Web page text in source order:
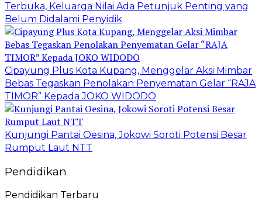
Terbuka, Keluarga Nilai Ada Petunjuk Penting yang
Belum Didalami Penyidik
Cipayung Plus Kota Kupang, Menggelar Aksi Mimbar
Bebas Tegaskan Penolakan Penyematan Gelar “RAJA
TIMOR” Kepada JOKO WIDODO
Kunjungi Pantai Oesina, Jokowi Soroti Potensi Besar
Rumput Laut NTT
Pendidikan
Pendidikan Terbaru